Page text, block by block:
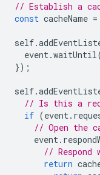
// Establish a
const cacheName =
self.
event.waitUntil
});
self.
// Is this a
if (event.
// Open the
event.
// Respond
return